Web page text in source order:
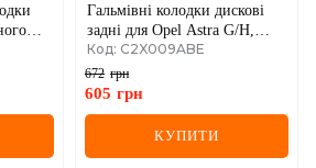
III +
Гальмівні колодки дискові
задні для Opel Astra G/H,
Zafira, Kia Ceed.
Код: C2X009ABE
672 грн
605 грн
КУПИТИ